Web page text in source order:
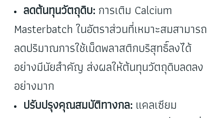
ลดต้นทุนวัตถุดิบ: การเติม Calcium
Masterbatch ในอัตราส่วนที่เหมาะสมสามารถ
ลดปริมาณการใช้เม็ดพลาสติกบริสุทธิ์ลงได้
อย่างมีนัยสำคัญ ส่งผลให้ต้นทุนวัตถุดิบลดลง
อย่างมาก
ปรับปรุงคุณสมบัติทางกล: แคลเซียม